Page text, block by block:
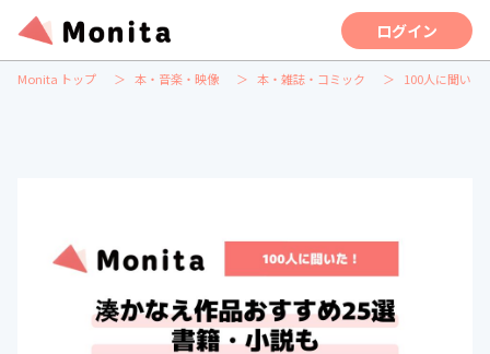
ログイン
Monita トップ 本・音楽・映像 本・雑誌・コミック 100人に聞いた